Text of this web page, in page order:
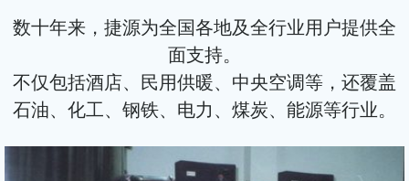
数十年来，捷源为全国各地及全行业用户提供全
面支持。
不仅包括酒店、民用供暖、中央空调等，还覆盖
石油、化工、钢铁、电力、煤炭、能源等行业。